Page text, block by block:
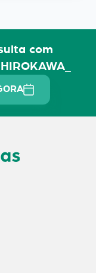
com